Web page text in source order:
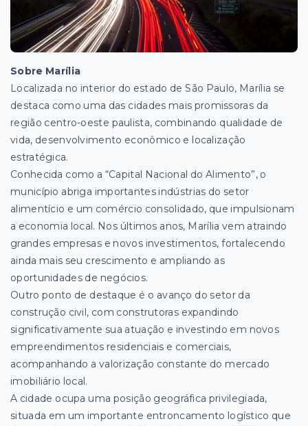
Sobre Marília
Localizada no interior do estado de São Paulo, Marília se
destaca como uma das cidades mais promissoras da
região centro-oeste paulista, combinando qualidade de
vida, desenvolvimento econômico e localização
estratégica.
Conhecida como a “Capital Nacional do Alimento”, o
município abriga importantes indústrias do setor
alimentício e um comércio consolidado, que impulsionam
a economia local. Nos últimos anos, Marília vem atraindo
grandes empresas e novos investimentos, fortalecendo
ainda mais seu crescimento e ampliando as
oportunidades de negócios.
Outro ponto de destaque é o avanço do setor da
construção civil, com construtoras expandindo
significativamente sua atuação e investindo em novos
empreendimentos residenciais e comerciais,
acompanhando a valorização constante do mercado
imobiliário local.
A cidade ocupa uma posição geográfica privilegiada,
situada em um importante entroncamento logístico que